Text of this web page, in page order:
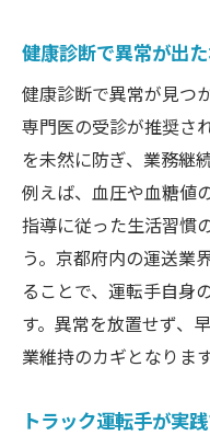
健康診断で異常が出
健康診断で異常が見つ
専門医の受診が推奨さ
を未然に防ぎ、業務継
例えば、血圧や血糖値
指導に従った生活習慣
う。京都府内の運送業
ることで、運転手自身
す。異常を放置せず、
業維持のカギとなります
トラック運転手が実